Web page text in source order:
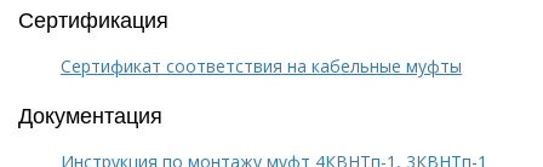
Сертификация
Сертификат соответствия на кабельные муфты
Документация
Инструкция по монтажу муфт 4КВНТп-1, 3КВНТп-1